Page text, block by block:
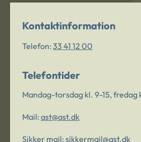
Kontaktinformation
Telefon: 33 41 12 00
Telefontider
Mandag-torsdag kl. 9-15, fredag
Mail: ast@ast.dk
Sikker mail: sikkermail@ast.dk